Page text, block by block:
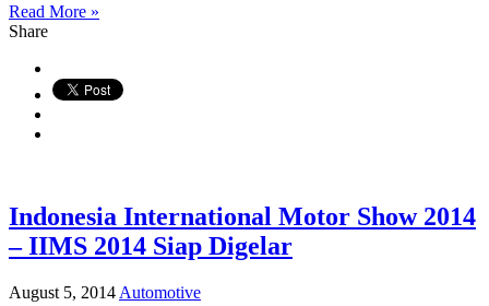
Read More »
Share
Indonesia International Motor Show 2014
– IIMS 2014 Siap Digelar
August 5, 2014 Automotive